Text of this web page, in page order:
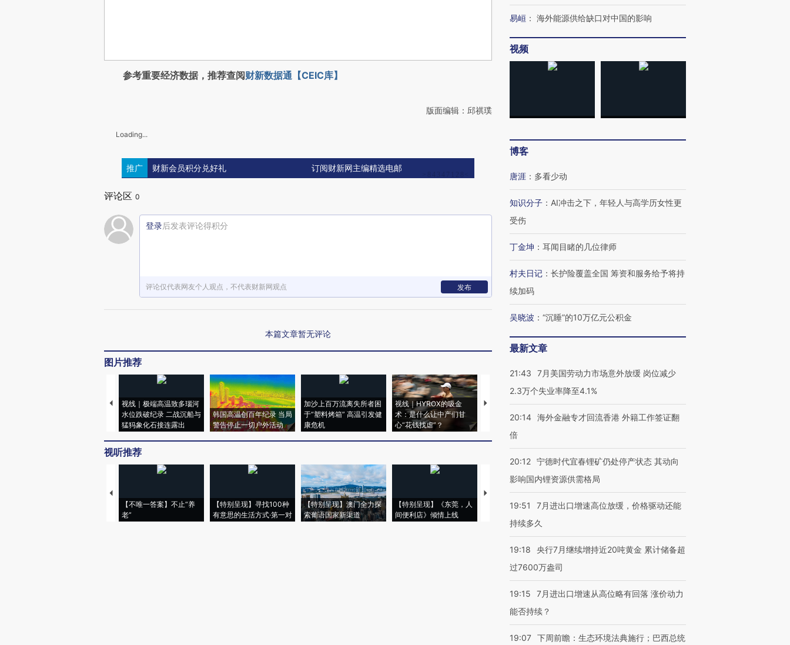
参考重要经济数据，推荐查阅财新数据通【CEIC库】
版面编辑：邱祺璞
Loading...
推广 财新会员积分兑好礼 订阅财新网主编精选电邮
评论区 0
登录后发表评论得积分
评论仅代表网友个人观点，不代表财新网观点 发布
本篇文章暂无评论
图片推荐
视线｜极端高温致多瑙河
水位跌破纪录 二战沉船与
猛犸象化石接连露出
韩国高温创百年纪录 当局
警告停止一切户外活动
加沙上百万流离失所者困
于“塑料烤箱” 高温引发健
康危机
视线｜HYROX的吸金
术：是什么让中产们甘
心“花钱找虐”？
马航飞行员跨国走私7万
粒摇头丸 尿检体内含3种
视线｜被称为“蟑螂”的印
度Z世代 用街头抗争将教
视线｜“入侵”还是“人道危
机”？难民潮撕裂西班牙
视听推荐
【不唯一答案】不止“养
老”
【特别呈现】寻找100种
有意思的生活方式·第一对
【特别呈现】澳门全力探
索葡语国家新渠道
【特别呈现】《东莞，人
间便利店》倾情上线
【推广】走进第四届链博
会，让数智科技“链”接产
【特别呈现】寻找100种
【商旅对话】华住集团
CFO：不靠规模取胜，华
易峘 ： 海外能源供给缺口对中国的影响
视频
博客
唐涯 ： 多看少动
知识分子 ： AI冲击之下，年轻人与高学历女性更
受伤
丁金坤 ： 耳闻目睹的几位律师
村夫日记 ： 长护险覆盖全国 筹资和服务给予将持
续加码
吴晓波 ： “沉睡”的10万亿元公积金
最新文章
21:43
7月美国劳动力市场意外放缓 岗位减少
2.3万个失业率降至4.1%
20:14 海外金融专才回流香港 外籍工作签证翻
倍
20:12 宁德时代宜春锂矿仍处停产状态 其动向
影响国内锂资源供需格局
19:51
7月进出口增速高位放缓，价格驱动还能
持续多久
19:18
央行7月继续增持近20吨黄金 累计储备超
过7600万盎司
19:15
7月进出口增速从高位略有回落 涨价动力
能否持续？
19:07 下周前瞻：生态环境法典施行；巴西总统